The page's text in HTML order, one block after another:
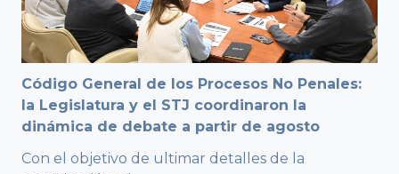
Código General de los Procesos No Penales:
la Legislatura y el STJ coordinaron la
dinámica de debate a partir de agosto
Con el objetivo de ultimar detalles de la